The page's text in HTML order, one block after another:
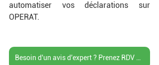
automatiser vos déclarations sur
OPERAT.
Besoin d'un avis d'expert ? Prenez RDV avec un expert EGREEN